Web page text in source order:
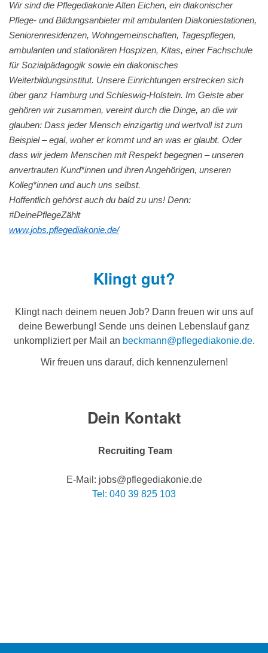
Wir sind die Pflegediakonie Alten Eichen, ein diakonischer
Pflege- und Bildungsanbieter mit ambulanten Diakoniestationen,
Seniorenresidenzen, Wohngemeinschaften, Tagespflegen,
ambulanten und stationären Hospizen, Kitas, einer Fachschule
für Sozialpädagogik sowie ein diakonisches
Weiterbildungsinstitut. Unsere Einrichtungen erstrecken sich
über ganz Hamburg und Schleswig-Holstein. Im Geiste aber
gehören wir zusammen, vereint durch die Dinge, an die wir
glauben: Dass jeder Mensch einzigartig und wertvoll ist zum
Beispiel – egal, woher er kommt und an was er glaubt. Oder
dass wir jedem Menschen mit Respekt begegnen – unseren
anvertrauten Kund*innen und ihren Angehörigen, unseren
Kolleg*innen und auch uns selbst.
Hoffentlich gehörst auch du bald zu uns! Denn:
#DeinePflegeZählt
www.jobs.pflegediakonie.de/
Klingt gut?
Klingt nach deinem neuen Job? Dann freuen wir uns auf
deine Bewerbung! Sende uns deinen Lebenslauf ganz
unkompliziert per Mail an beckmann@pflegediakonie.de.
Wir freuen uns darauf, dich kennenzulernen!
Dein Kontakt
Recruiting Team
E-Mail: jobs@pflegediakonie.de
Tel: 040 39 825 103